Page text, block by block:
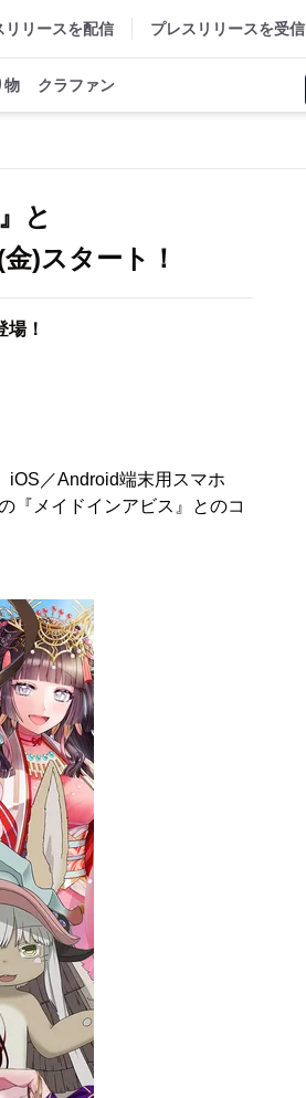
リリースを配信 プレスリリースを受信
物 クラファン
と
)スタート！
！
iOS／Android端末用スマホ
『メイドインアビス』とのコ